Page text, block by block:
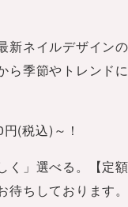
ネイルデザインの
ら季節やトレンド
(税込)～！
く」選べる。【定
ちしております。